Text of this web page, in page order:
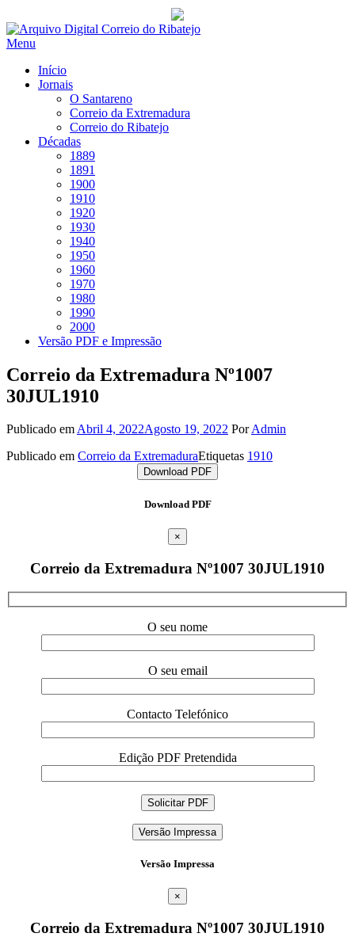
Saltar
para
Menu
Início
Jornais
O Santareno
Correio da Extremadura
Correio do Ribatejo
Décadas
1889
1891
1900
1910
1920
1930
1940
1950
1960
1970
1980
1990
2000
Versão PDF e Impressão
Correio da Extremadura Nº1007
30JUL1910
Publicado emAbril 4, 2022Agosto 19, 2022 PorAdmin
Publicado em Correio da ExtremaduraEtiquetas 1910
Download PDF
Download PDF
×
Correio da Extremadura Nº1007 30JUL1910
O seu nome
O seu email
Contacto Telefónico
Edição PDF Pretendida
Versão Impressa
Versão Impressa
×
Correio da Extremadura Nº1007 30JUL1910